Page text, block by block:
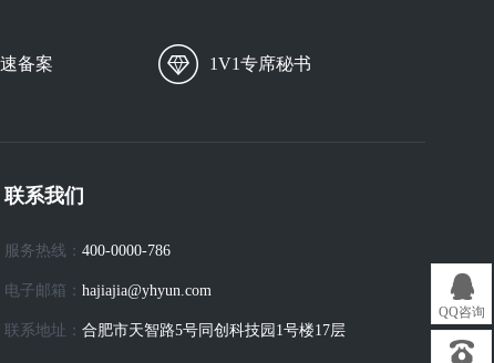
备案 1V1专席秘书
联系我们
服务热线： 400-0000-786
电子邮箱： hajiajia@yhyun.com
联系地址： 合肥市天智路5号同创科技园1号楼17层
QQ咨询